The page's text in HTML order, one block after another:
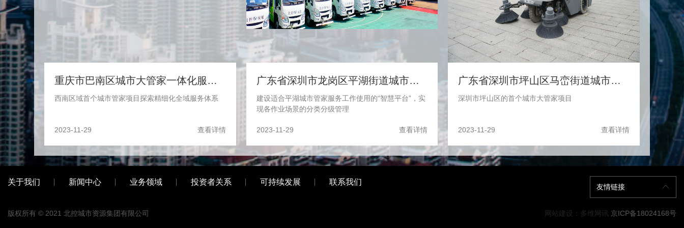
重庆市巴南区城市大管家一体化服务项目
西南区域首个城市管家项目探索精细化全域服务体系
2023-11-29 查看详情
广东省深圳市龙岗区平湖街道城市管家服务项目
建设适合平湖城市管家服务工作使用的“智慧平台”，实
现各作业场景的分类分级管理
2023-11-29 查看详情
广东省深圳市坪山区马峦街道城市管家服务项目
深圳市坪山区的首个城市大管家项目
2023-11-29 查看详情
友情链接
关于我们 新闻中心 业务领域 投资者关系 可持续发展 联系我们
网站建设：多维网讯 京ICP备18024168号
版权所有 © 2021 北控城市资源集团有限公司